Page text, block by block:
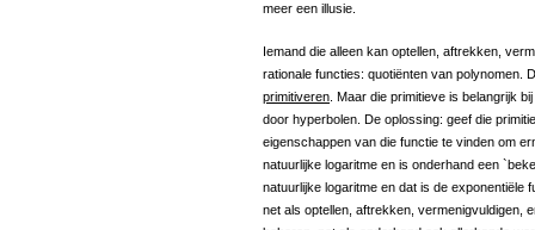
meer een illusie.
Iemand die alleen kan optellen, aftrekken,
rationale functies: quotiënten van polynomen.
primitiveren . Maar die primitieve is belangrijk
door hyperbolen. De oplossing: geef die
eigenschappen van die functie te vinden om
natuurlijke logaritme en is onderhand een
natuurlijke logaritme en dat is de exponentiële
net als optellen, aftrekken, vermenigvuldigen,